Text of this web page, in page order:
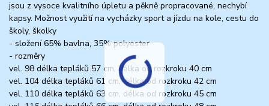
jsou z vysoce kvalitního úpletu a pěkně propracované, nechybí
kapsy. Možnost využití na vycházky sport a jízdu na kole, cestu do
školy, školky
- složení 65% bavlna, 35% polyester
- rozměry
vel. 98 délka tepláků 57 cm, délka od rozkroku 40 cm
vel. 104 délka tepláků 61 cm, délka od rozkroku 42 cm
vel. 110 délka tepláků 63 cm, délka od rozkroku 45 cm